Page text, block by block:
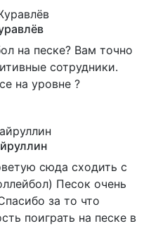
на песке? Вам точно
сотрудники.
на уровне ?
сюда сходить с
Песок очень
за то что
поиграть на песке в